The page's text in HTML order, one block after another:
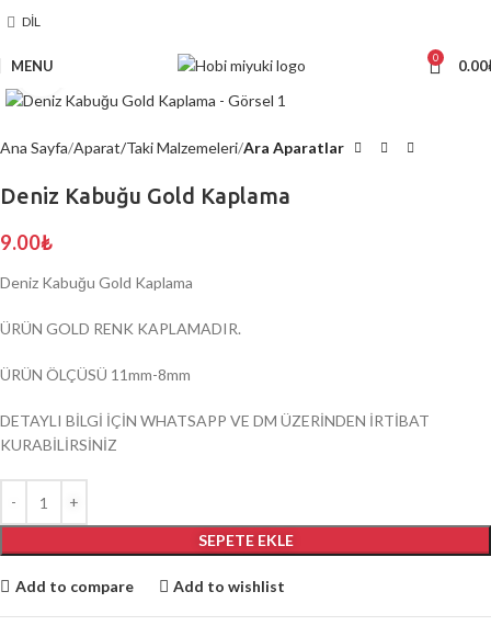
DIL
MENU 0 0.00
Ana Sayfa Aparat/Taki Malzemeleri Ara Aparatlar
Deniz Kabuğu Gold Kaplama
9.00₺
Deniz Kabuğu Gold Kaplama
ÜRÜN GOLD RENK KAPLAMADIR.
ÜRÜN ÖLÇÜSÜ 11mm-8mm
DETAYLI BİLGİ İÇİN WHATSAPP VE DM ÜZERİNDEN İRTİBAT
KURABİLİRSİNİZ
SEPETE EKLE
Add to compare Add to wishlist